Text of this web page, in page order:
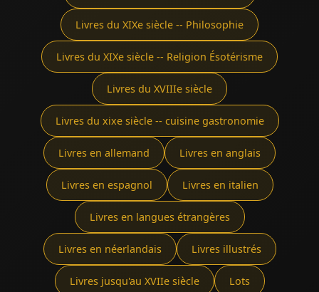
Livres du XIXe siècle -- Philosophie
Livres du XIXe siècle -- Religion Ésotérisme
Livres du XVIIIe siècle
Livres du xixe siècle -- cuisine gastronomie
Livres en allemand Livres en anglais
Livres en espagnol Livres en italien
Livres en langues étrangères
Livres en néerlandais Livres illustrés
Livres jusqu'au XVIIe siècle Lots